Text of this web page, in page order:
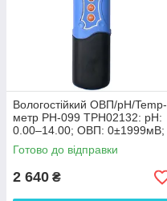
Вологостійкий ОВП/рН/Temp-
метр PH-099 TPH02132: pH:
0.00–14.00; ОВП: 0±1999мВ;
±0.02 pH, ±5 мВ
Готово до відправки
2 640 ₴